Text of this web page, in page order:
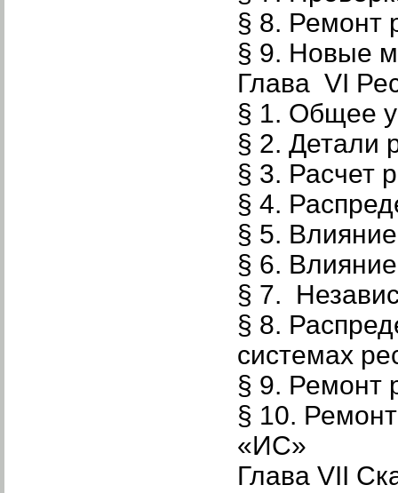
§ 8. Ремонт
§ 9. Новые
Глава VI
§ 1. Общее
§ 2. Детали
§ 3. Расчет
§ 4.
§ 5.
§ 6.
§ 7.
§ 8.
системах
§ 9. Ремонт
§ 10.
«ИС»
Глава VII